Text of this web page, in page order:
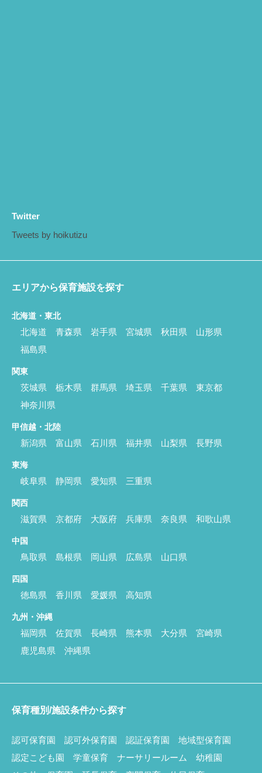
Twitter
Tweets by hoikutizu
エリアから保育施設を探す
北海道・東北
北海道 青森県 岩手県 宮城県 秋田県
山形県
福島県
関東
茨城県 栃木県 群馬県 埼玉県 千葉県
東京都
神奈川県
甲信越・北陸
新潟県 富山県 石川県 福井県 山梨県 長野県
東海
岐阜県 静岡県 愛知県 三重県
関西
滋賀県 京都府 大阪府 兵庫県 奈良県 和歌山県
中国
鳥取県 島根県 岡山県 広島県 山口県
四国
徳島県 香川県 愛媛県 高知県
九州・沖縄
福岡県 佐賀県 長崎県 熊本県 大分県
宮崎県
鹿児島県
沖縄県
保育種別/施設条件から探す
認可保育園 認可外保育園 認証保育園
地域型保育園
認定こども園
学童保育 ナーサリールーム
幼稚園